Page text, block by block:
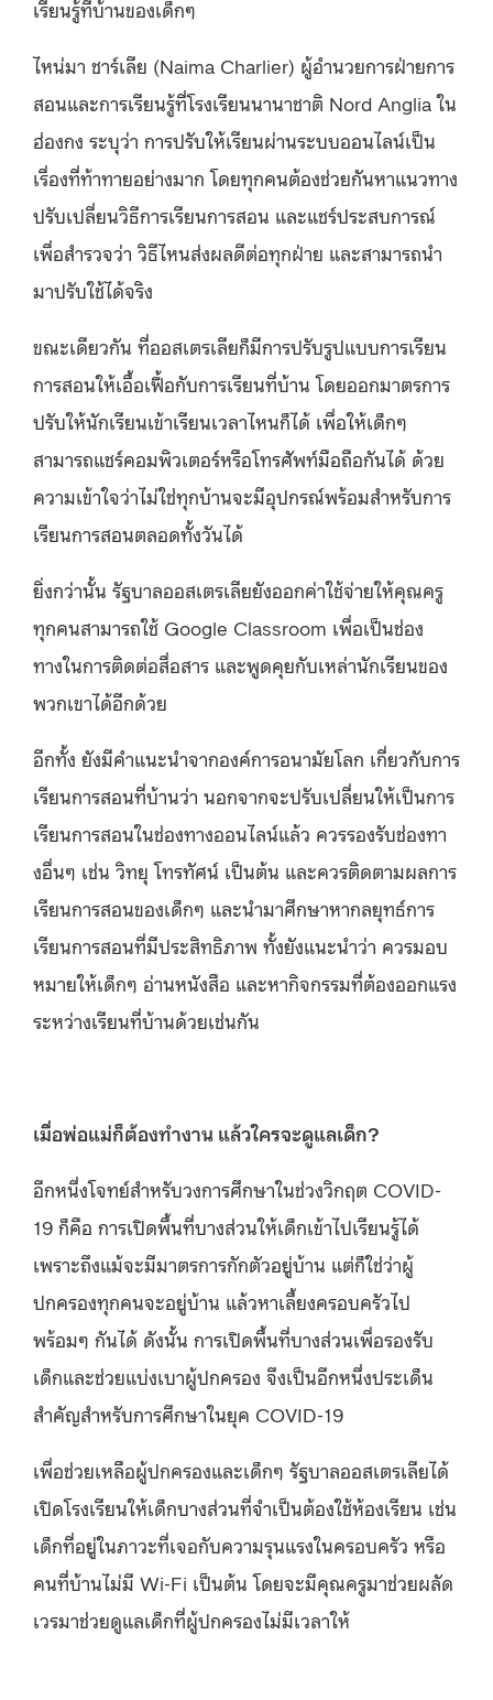
เรียนรู้ที่บ้านของเด็กๆ
ไหน่มา ชาร์เลีย (Naima Charlier) ผู้อำนวยการฝ่ายการ
สอนและการเรียนรู้ที่โรงเรียนนานาชาติ Nord Anglia ใน
ฮ่องกง ระบุว่า การปรับให้เรียนผ่านระบบออนไลน์เป็น
เรื่องที่ท้าทายอย่างมาก โดยทุกคนต้องช่วยกันหาแนวทาง
ปรับเปลี่ยนวิธีการเรียนการสอน และแชร์ประสบการณ์
เพื่อสำรวจว่า วิธีไหนส่งผลดีต่อทุกฝ่าย และสามารถนำ
มาปรับใช้ได้จริง
ขณะเดียวกัน ที่ออสเตรเลียก็มีการปรับรูปแบบการเรียน
การสอนให้เอื้อเฟื้อกับการเรียนที่บ้าน โดยออกมาตรการ
ปรับให้นักเรียนเข้าเรียนเวลาไหนก็ได้ เพื่อให้เด็กๆ
สามารถแชร์คอมพิวเตอร์หรือโทรศัพท์มือถือกันได้ ด้วย
ความเข้าใจว่าไม่ใช่ทุกบ้านจะมีอุปกรณ์พร้อมสำหรับการ
เรียนการสอนตลอดทั้งวันได้
ยิ่งกว่านั้น รัฐบาลออสเตรเลียยังออกค่าใช้จ่ายให้คุณครู
ทุกคนสามารถใช้ Google Classroom เพื่อเป็นช่อง
ทางในการติดต่อสื่อสาร และพูดคุยกับเหล่านักเรียนของ
พวกเขาได้อีกด้วย
อีกทั้ง ยังมีคำแนะนำจากองค์การอนามัยโลก เกี่ยวกับการ
เรียนการสอนที่บ้านว่า นอกจากจะปรับเปลี่ยนให้เป็นการ
เรียนการสอนในช่องทางออนไลน์แล้ว ควรรองรับช่องทา
งอื่นๆ เช่น วิทยุ โทรทัศน์ เป็นต้น และควรติดตามผลการ
เรียนการสอนของเด็กๆ และนำมาศึกษาหากลยุทธ์การ
เรียนการสอนที่มีประสิทธิภาพ ทั้งยังแนะนำว่า ควรมอบ
หมายให้เด็กๆ อ่านหนังสือ และหากิจกรรมที่ต้องออกแรง
ระหว่างเรียนที่บ้านด้วยเช่นกัน
เมื่อพ่อแม่ก็ต้องทำงาน แล้วใครจะดูแลเด็ก?
อีกหนึ่งโจทย์สำหรับวงการศึกษาในช่วงวิกฤต COVID-
19 ก็คือ การเปิดพื้นที่บางส่วนให้เด็กเข้าไปเรียนรู้ได้
เพราะถึงแม้จะมีมาตรการกักตัวอยู่บ้าน แต่ก็ใช่ว่าผู้
ปกครองทุกคนจะอยู่บ้าน แล้วหาเลี้ยงครอบครัวไป
พร้อมๆ กันได้ ดังนั้น การเปิดพื้นที่บางส่วนเพื่อรองรับ
เด็กและช่วยแบ่งเบาผู้ปกครอง จึงเป็นอีกหนึ่งประเด็น
สำคัญสำหรับการศึกษาในยุค COVID-19
เพื่อช่วยเหลือผู้ปกครองและเด็กๆ รัฐบาลออสเตรเลียได้
เปิดโรงเรียนให้เด็กบางส่วนที่จำเป็นต้องใช้ห้องเรียน เช่น
เด็กที่อยู่ในภาวะที่เจอกับความรุนแรงในครอบครัว หรือ
คนที่บ้านไม่มี Wi-Fi เป็นต้น โดยจะมีคุณครูมาช่วยผลัด
เวรมาช่วยดูแลเด็กที่ผู้ปกครองไม่มีเวลาให้